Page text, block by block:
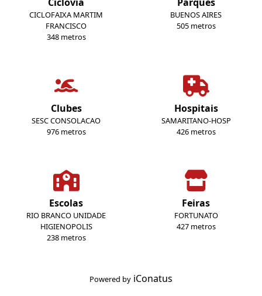
CICLOFAIXA MARTIM
FRANCISCO
348 metros
BUENOS AIRES
505 metros
Clubes
SESC CONSOLACAO
976 metros
Hospitais
SAMARITANO-HOSP
426 metros
Escolas
RIO BRANCO UNIDADE
HIGIENOPOLIS
238 metros
Feiras
FORTUNATO
427 metros
Powered by iConatus